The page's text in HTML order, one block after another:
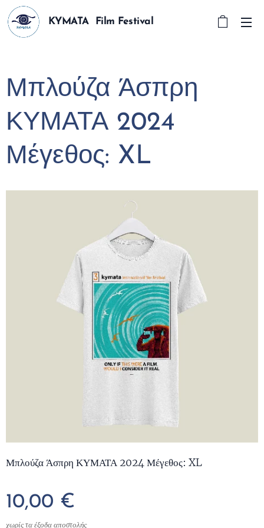
KYMATA Film Festival
Μπλούζα Άσπρη
ΚΥΜΑΤΑ 2024
Μέγεθος: XL
Μπλούζα Άσπρη ΚΥΜΑΤΑ 2024 Μέγεθος: XL
10,00 €
χωρίς τα έξοδα αποστολής